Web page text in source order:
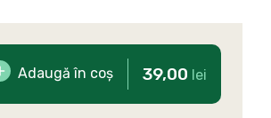
Adaugă în coș 39,00 lei